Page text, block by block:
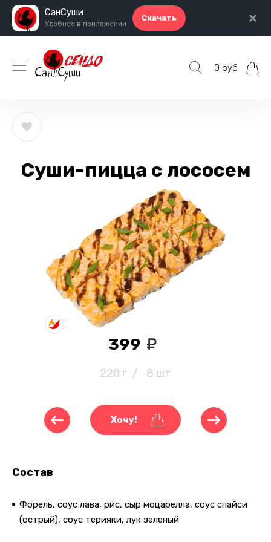
СанСуши
Удобнее в приложении
Скачать
0 руб
Суши-пицца с лососем
399
220 г / 8 шт
Хочу!
Состав
Форель, соус лава, рис, сыр моцарелла, соус спайси
(острый), соус терияки, лук зеленый